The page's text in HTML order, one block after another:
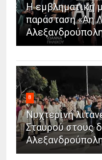
Η εμβληματική
παράσταση «Άη
8
Νυχτερινή
Σταυρού στους